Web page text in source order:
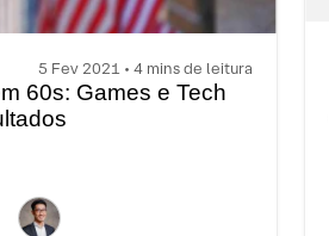
5 Fev 2021 • 4 mins de leitura
60s: Games e Tech